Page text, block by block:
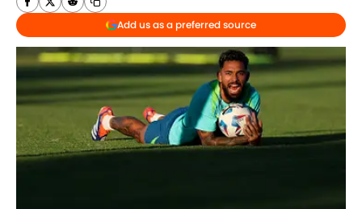
Add us as a preferred source